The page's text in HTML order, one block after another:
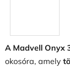
A Madvell Onyx
okosóra, amely